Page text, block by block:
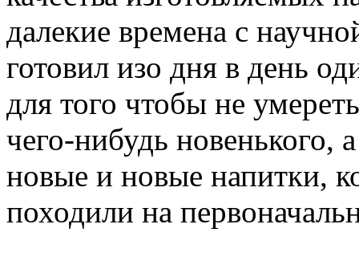
далекие времена с
готовил изо дня в день
для того чтобы не
чего-нибудь новенького,
новые и новые напитки,
походили на